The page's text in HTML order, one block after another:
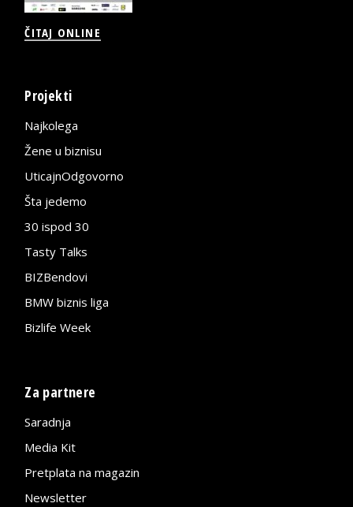
ČITAJ ONLINE
Projekti
Najkolega
Žene u biznisu
UticajnOdgovorno
Šta jedemo
30 ispod 30
Tasty Talks
BIZBendovi
BMW biznis liga
Bizlife Week
Za partnere
Saradnja
Media Kit
Pretplata na magazin
Newsletter